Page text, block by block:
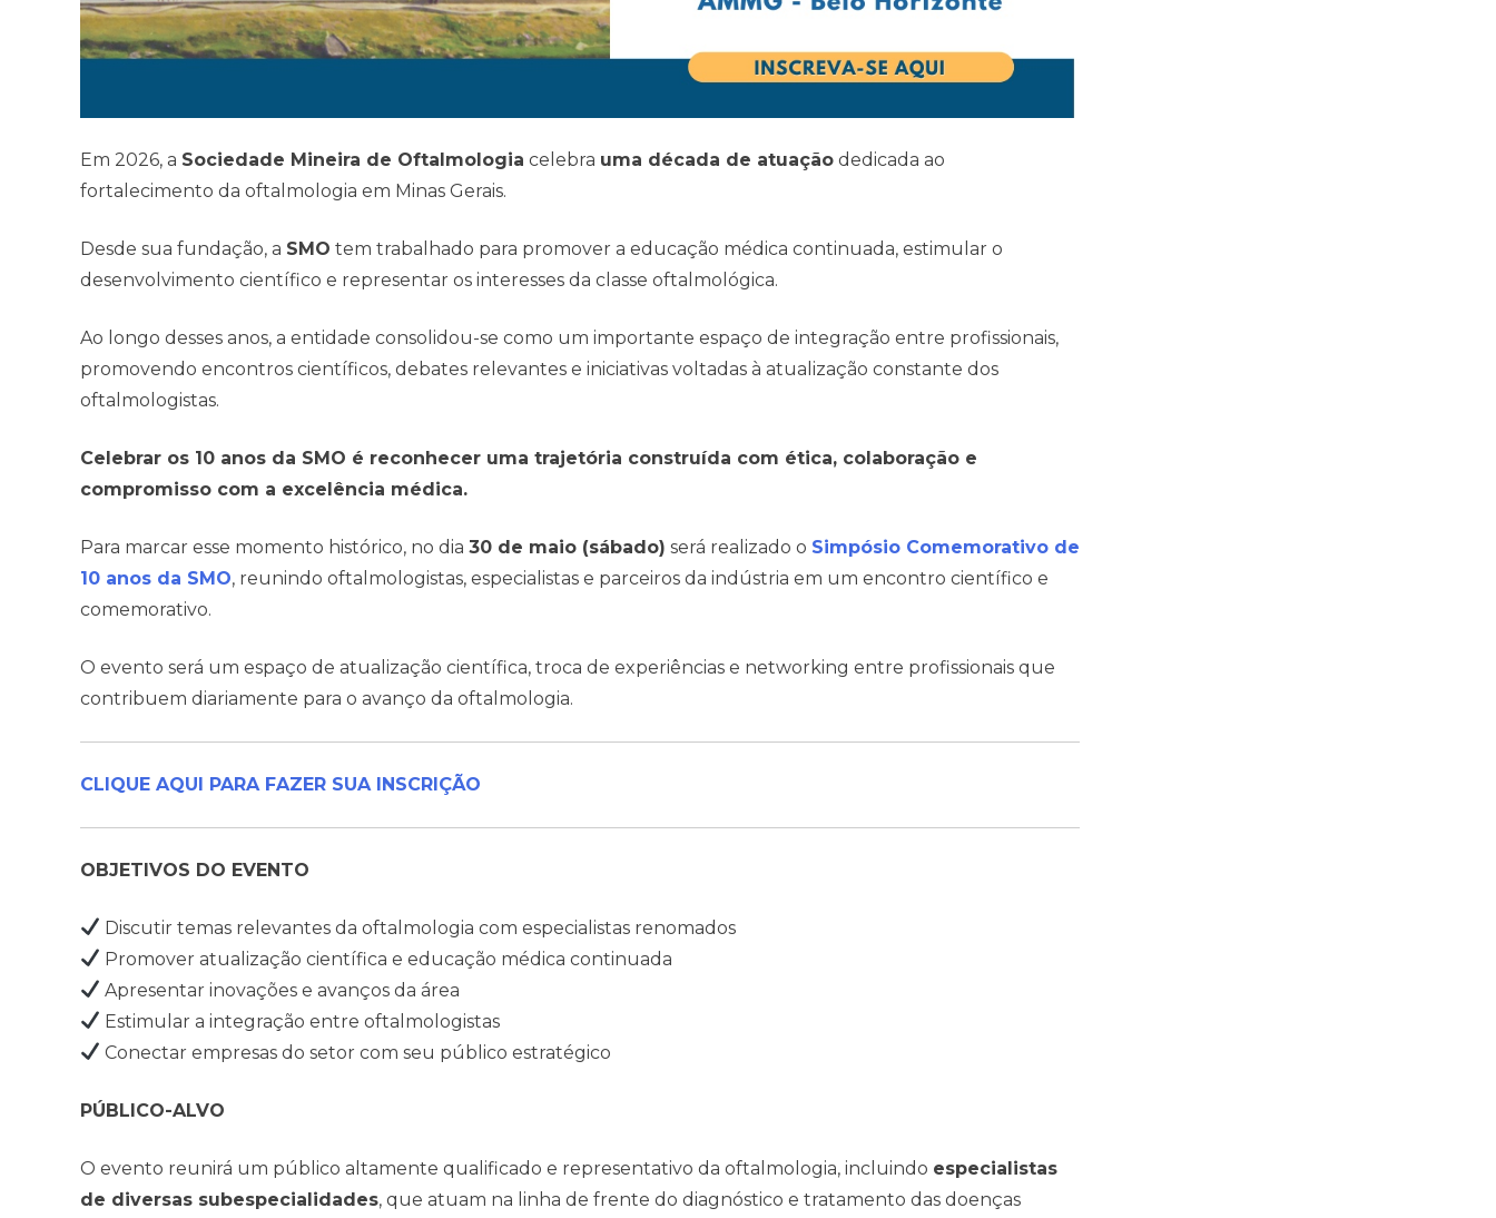
Em 2026, a Sociedade Mineira de Oftalmologia celebra uma década de atuação dedicada ao
fortalecimento da oftalmologia em Minas Gerais.
Desde sua fundação, a SMO tem trabalhado para promover a educação médica continuada, estimular o
desenvolvimento científico e representar os interesses da classe oftalmológica.
Ao longo desses anos, a entidade consolidou-se como um importante espaço de integração entre profissionais,
promovendo encontros científicos, debates relevantes e iniciativas voltadas à atualização constante dos
oftalmologistas.
Celebrar os 10 anos da SMO é reconhecer uma trajetória construída com ética, colaboração e
compromisso com a excelência médica.
Para marcar esse momento histórico, no dia 30 de maio (sábado) será realizado o Simpósio Comemorativo de
10 anos da SMO, reunindo oftalmologistas, especialistas e parceiros da indústria em um encontro científico e
comemorativo.
O evento será um espaço de atualização científica, troca de experiências e networking entre profissionais que
contribuem diariamente para o avanço da oftalmologia.
CLIQUE AQUI PARA FAZER SUA INSCRIÇÃO
OBJETIVOS DO EVENTO
Discutir temas relevantes da oftalmologia com especialistas renomados
Promover atualização científica e educação médica continuada
Apresentar inovações e avanços da área
Estimular a integração entre oftalmologistas
Conectar empresas do setor com seu público estratégico
PÚBLICO-ALVO
O evento reunirá um público altamente qualificado e representativo da oftalmologia, incluindo especialistas
de diversas subespecialidades, que atuam na linha de frente do diagnóstico e tratamento das doenças